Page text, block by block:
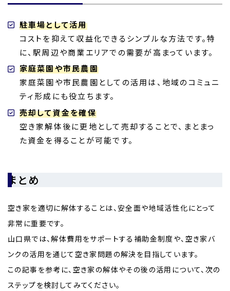
駐車場として活用
コストを抑えて収益化できるシンプルな方法です。特
に、駅周辺や商業エリアでの需要が高まっています。
家庭菜園や市民農園
家庭菜園や市民農園としての活用は、地域のコミュニ
ティ形成にも役立ちます。
売却して資金を確保
空き家解体後に更地として売却することで、まとまっ
た資金を得ることが可能です。
まとめ
空き家を適切に解体することは、安全面や地域活性化にとって
非常に重要です。
山口県では、解体費用をサポートする補助金制度や、空き家バ
ンクの活用を通じて空き家問題の解決を目指しています。
この記事を参考に、空き家の解体やその後の活用について、次の
ステップを検討してみてください。